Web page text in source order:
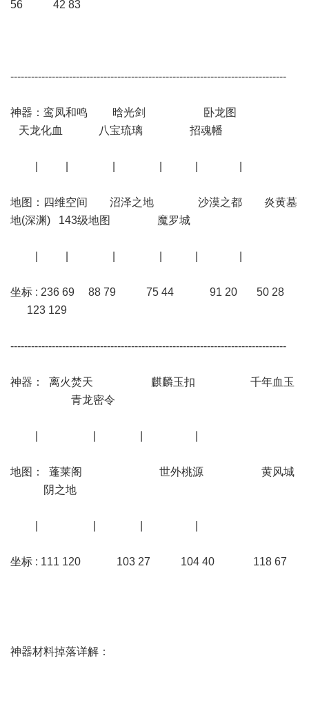
56 42 83
--------------------------------------------------------------------------------
神器：鸾凤和鸣 晗光剑 卧龙图
天龙化血 八宝琉璃 招魂幡
地图：四维空间 沼泽之地 沙漠之都 炎黄墓
地(深渊) 143级地图 魔罗城
坐标 : 236 69 88 79 75 44 91 20 50 28
123 129
--------------------------------------------------------------------------------
神器： 离火焚天 麒麟玉扣 千年血玉
青龙密令
地图： 蓬莱阁 世外桃源 黄风城
阴之地
坐标 : 111 120 103 27 104 40 118 67
神器材料掉落详解：